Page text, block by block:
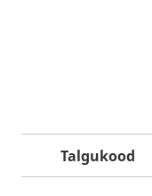
Talgukood